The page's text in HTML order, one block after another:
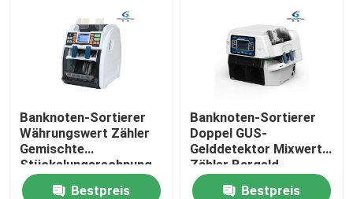
Cash-Recycling-Maschine
Banknoten-Sortierer
Währungswert Zähler
Gemischte
Stückelungsrechnung
Zählmaschine
Bestpreis
Banknoten-Sortierer
Doppel GUS-
Gelddetektor Mixwert
Zähler Bargeld
Zählmaschine Geld
Bestpreis